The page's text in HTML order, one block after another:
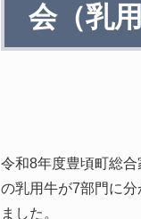
会（乳
令和8年度豊頃町総
の乳用牛が7部門に
ました。